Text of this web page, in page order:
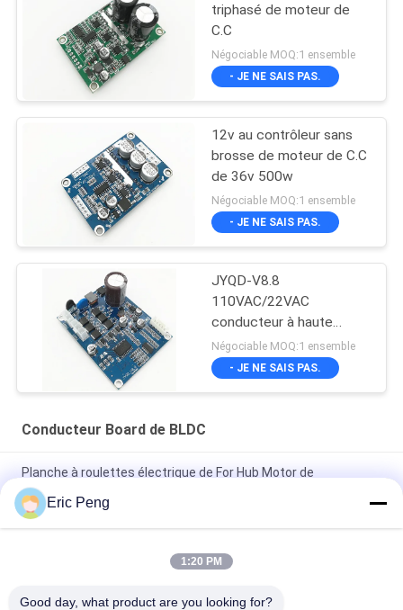
triphasé de moteur de
C.C
Négociable MOQ:1 ensemble
- JE NE SAIS PAS.
12v au contrôleur sans
brosse de moteur de C.C
de 36v 500w
Négociable MOQ:1 ensemble
- JE NE SAIS PAS.
JYQD-V8.8
110VAC/22VAC
conducteur à haute
tension de moteur de
l'entrée BLDC
Négociable MOQ:1 ensemble
- JE NE SAIS PAS.
Conducteur Board de BLDC
Planche à roulettes électrique de For Hub Motor de
conducteur de moteur de JYQD YL02D 500w 24v Bldc
Contrôleur sans brosse Pwm de moteur de C.C du capteur
Eric Peng
1:20 PM
Good day, what product are you looking for?